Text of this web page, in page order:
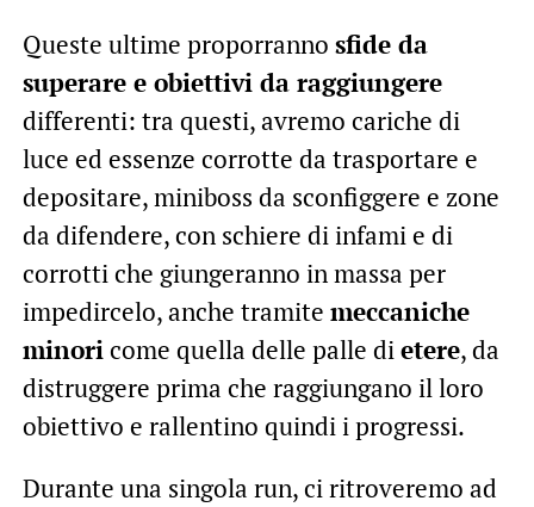
Queste ultime proporranno sfide da
superare e obiettivi da raggiungere
differenti: tra questi, avremo cariche di
luce ed essenze corrotte da trasportare e
depositare, miniboss da sconfiggere e zone
da difendere, con schiere di infami e di
corrotti che giungeranno in massa per
impedircelo, anche tramite meccaniche
minoricome quella delle palle dietere, da
distruggere prima che raggiungano il loro
obiettivo e rallentino quindi i progressi.
Durante una singola run, ci ritroveremo ad